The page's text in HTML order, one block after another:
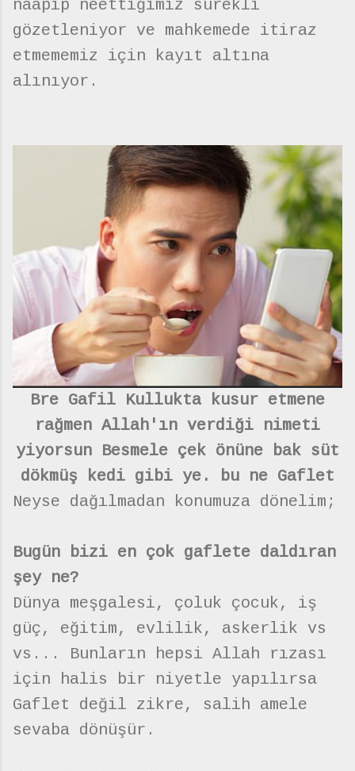
naapıp neettiğimiz sürekli
gözetleniyor ve mahkemede itiraz
etmememiz için kayıt altına
alınıyor.
Bre Gafil Kullukta kusur etmene
rağmen Allah'ın verdiği nimeti
yiyorsun Besmele çek önüne bak süt
dökmüş kedi gibi ye. bu ne Gaflet
Neyse dağılmadan konumuza dönelim;
Bugün bizi en çok gaflete daldıran
şey ne?
Dünya meşgalesi, çoluk çocuk, iş
güç, eğitim, evlilik, askerlik vs
vs... Bunların hepsi Allah rızası
için halis bir niyetle yapılırsa
Gaflet değil zikre, salih amele
sevaba dönüşür.